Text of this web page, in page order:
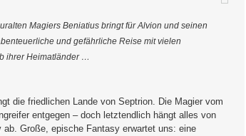
Magiers Beniatius bringt für Alvion und seinen
und gefährliche Reise mit vielen
ihrer Heimatländer …
die friedlichen Lande von Septrion. Die Magier vom
entgegen – doch letztendlich hängt alles von
ab. Große, epische Fantasy erwartet uns: eine